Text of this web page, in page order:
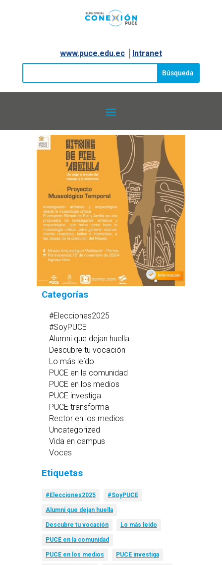
www.puce.edu.ec│ Intranet
Categorías
#Elecciones2025
#SoyPUCE
Alumni que dejan huella
Descubre tu vocación
Lo más leído
PUCE en la comunidad
PUCE en los medios
PUCE investiga
PUCE transforma
Rector en los medios
Uncategorized
Vida en campus
Voces
Etiquetas
#Elecciones2025 #SoyPUCE
Alumni que dejan huella
Descubre tu vocación Lo más leído
PUCE en la comunidad
PUCE en los medios PUCE investiga